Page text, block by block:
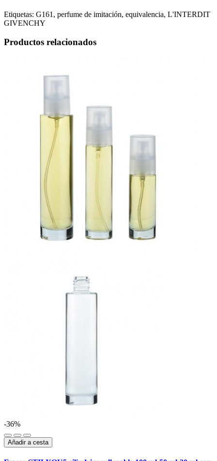
Etiquetas: G161, perfume de imitación, equivalencia, L'INTERDIT
GIVENCHY
Productos relacionados
-36%
Añadir a cesta